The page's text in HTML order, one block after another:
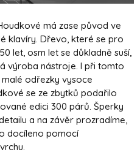
má zase původ ve
klavíry. Dřevo, které se pro
let, osm let se důkladně suší,
výroba nástroje. I při tomto
odřezky vysoce
se ze zbytků podařilo
edici 300 párů. Šperky
a na závěr prozradíme,
docíleno pomocí